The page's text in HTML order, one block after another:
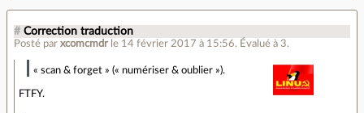
# Correction traduction
Posté par xcomcmdr le 14 février 2017 à 15:56. Évalué à 3.
« scan & forget » (« numériser & oublier »).
FTFY.